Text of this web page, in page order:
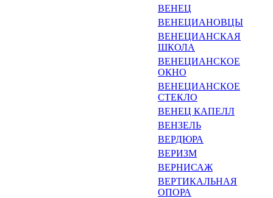
ВЕНЕЦ
ВЕНЕЦИАНОВЦЫ
ВЕНЕЦИАНСКАЯ
ШКОЛА
ВЕНЕЦИАНСКОЕ
ОКНО
ВЕНЕЦИАНСКОЕ
СТЕКЛО
ВЕНЕЦ КАПЕЛЛ
ВЕНЗЕЛЬ
ВЕРДЮРА
ВЕРИЗМ
ВЕРНИСАЖ
ВЕРТИКАЛЬНАЯ
ОПОРА